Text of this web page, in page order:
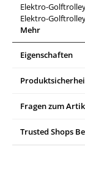
Elektro-
Elektro-
Mehr
Eigenschaften
Fragen zum
Trusted Shops